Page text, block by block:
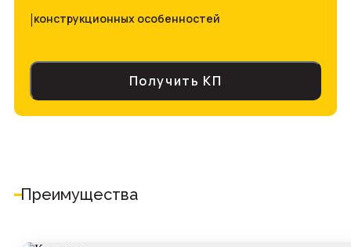
|конструкционных особенностей
Получить КП
Преимущества